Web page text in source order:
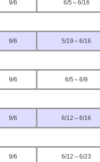
9/6 6/5～6/16
9/6 5/19～6/16
9/6 6/5～6/9
9/6 6/12～6/16
9/6 6/12～6/23